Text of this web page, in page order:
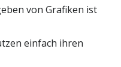
von Grafiken ist
einfach ihren